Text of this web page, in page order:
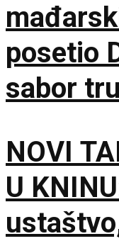
posetio
sabor
NOVI
U